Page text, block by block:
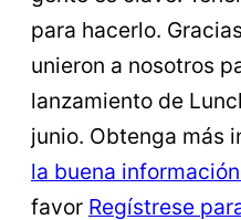
para hacerlo.
unieron a nosotros
lanzamiento de
junio. Obtenga más
la buena
favor Regístrese